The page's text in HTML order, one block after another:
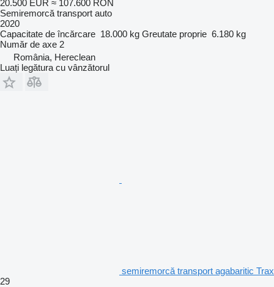
20.500 EUR ≈ 107.600 RON
Semiremorcă transport auto
2020
Capacitate de încărcare 18.000 kg Greutate proprie 6.180 kg
Număr de axe 2
România, Hereclean
Luați legătura cu vânzătorul
semiremorcă transport agabaritic Trax
29